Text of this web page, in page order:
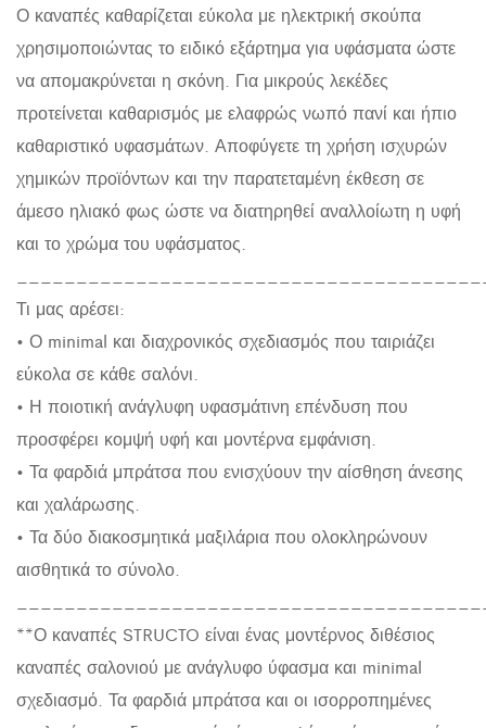
Ο καναπές καθαρίζεται εύκολα με ηλεκτρική σκούπα
χρησιμοποιώντας το ειδικό εξάρτημα για υφάσματα ώστε
να απομακρύνεται η σκόνη. Για μικρούς λεκέδες
προτείνεται καθαρισμός με ελαφρώς νωπό πανί και ήπιο
καθαριστικό υφασμάτων. Αποφύγετε τη χρήση ισχυρών
χημικών προϊόντων και την παρατεταμένη έκθεση σε
άμεσο ηλιακό φως ώστε να διατηρηθεί αναλλοίωτη η υφή
και το χρώμα του υφάσματος.
Τι μας αρέσει:
• Ο minimal και διαχρονικός σχεδιασμός που ταιριάζει
εύκολα σε κάθε σαλόνι.
• Η ποιοτική ανάγλυφη υφασμάτινη επένδυση που
προσφέρει κομψή υφή και μοντέρνα εμφάνιση.
• Τα φαρδιά μπράτσα που ενισχύουν την αίσθηση άνεσης
και χαλάρωσης.
• Τα δύο διακοσμητικά μαξιλάρια που ολοκληρώνουν
αισθητικά το σύνολο.
**Ο καναπές STRUCTO είναι ένας μοντέρνος διθέσιος
καναπές σαλονιού με ανάγλυφο ύφασμα και minimal
σχεδιασμό. Τα φαρδιά μπράτσα και οι ισορροπημένες